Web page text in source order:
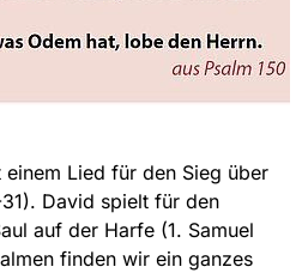
Lied für den Sieg über
David spielt für den
auf der Harfe (1. Samuel
finden wir ein ganzes